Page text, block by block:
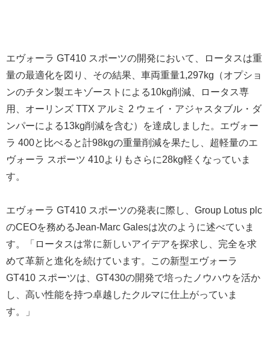
エヴォーラ GT410 スポーツの開発において、ロータスは重
量の最適化を図り、その結果、車両重量1,297kg（オプショ
ンのチタン製エキゾーストによる10kg削減、ロータス専
用、オーリンズ TTX アルミ 2 ウェイ・アジャスタブル・ダ
ンパーによる13kg削減を含む）を達成しました。エヴォー
ラ 400と比べると計98kgの重量削減を果たし、超軽量のエ
ヴォーラ スポーツ 410よりもさらに28kg軽くなっていま
す。
エヴォーラ GT410 スポーツの発表に際し、Group Lotus plc
のCEOを務めるJean-Marc Galesは次のように述べていま
す。「ロータスは常に新しいアイデアを探求し、完全を求
めて革新と進化を続けています。この新型エヴォーラ
GT410 スポーツは、GT430の開発で培ったノウハウを活か
し、高い性能を持つ卓越したクルマに仕上がっていま
す。」